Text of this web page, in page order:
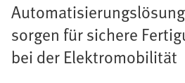
sorgen für sichere
bei der Elektromobilität